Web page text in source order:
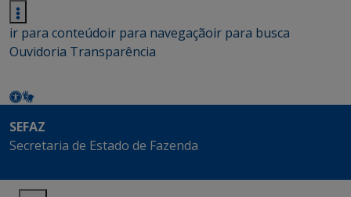
ir para conteúdoir para navegaçãoir para busca
Ouvidoria Transparência
SEFAZ
Secretaria de Estado de Fazenda